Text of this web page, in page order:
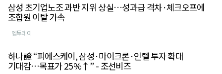
삼성 초기업노조 과반 지위 상실…성과급 격차·체크오프에
조합원 이탈 가속
엠투데이
하나證 “피에스케이, 삼성·마이크론·인텔 투자 확대
기대감…목표가 25%↑” - 조선비즈